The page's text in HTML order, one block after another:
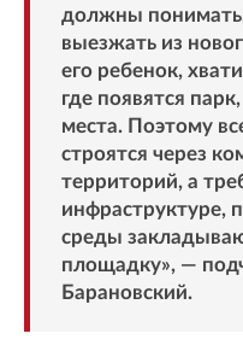
должны
выезжать из
его ребенок,
где появятся
места. Поэтому
строятся через
территорий, а
инфраструктуре,
среды
площадку», —
Барановский.